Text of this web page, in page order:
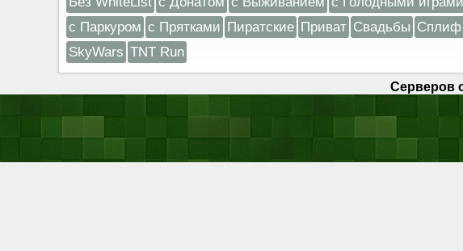
с Паркуром с Прятками Пиратские Приват Свадьбы Сплиф
SkyWars TNT Run
Серверов